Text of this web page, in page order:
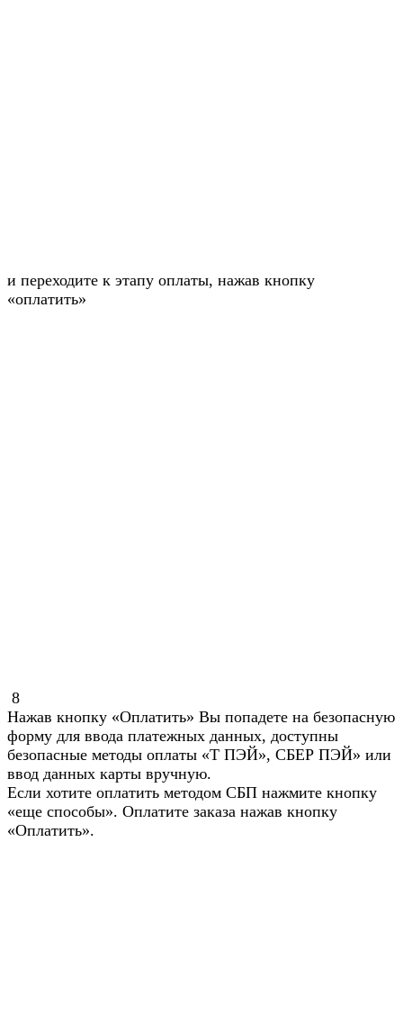
и переходите к этапу оплаты, нажав кнопку
«оплатить»
8
Нажав кнопку «Оплатить» Вы попадете на безопасную
форму для ввода платежных данных, доступны
безопасные методы оплаты «Т ПЭЙ», СБЕР ПЭЙ» или
ввод данных карты вручную.
Если хотите оплатить методом СБП нажмите кнопку
«еще способы». Оплатите заказа нажав кнопку
«Оплатить».